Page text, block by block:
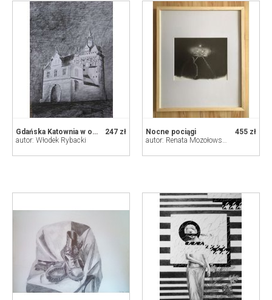
247 zł
Gdańska Katownia w ołówku
autor: Włodek Rybacki
455 zł
Nocne pociągi
autor: Renata Mozołowska